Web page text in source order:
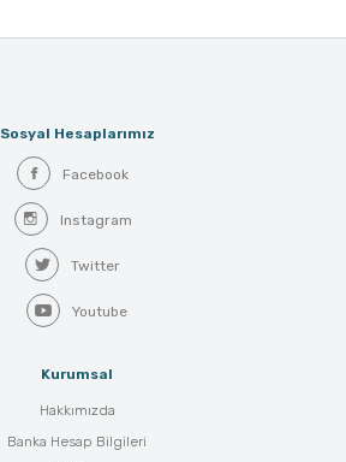
Sosyal Hesaplarımız
Facebook
Instagram
Twitter
Youtube
Kurumsal
Hakkımızda
Banka Hesap Bilgileri